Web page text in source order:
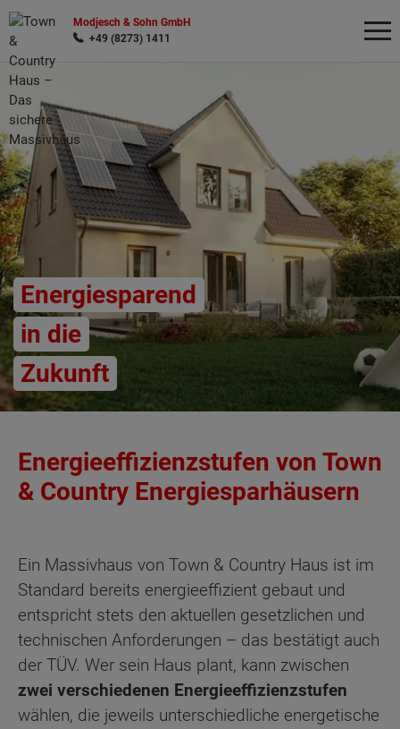
Modjesch & Sohn GmbH
+49 (8273) 1411
Energiesparend
in die
Zukunft
Energieeffizienzstufen von Town
& Country Energiesparhäusern
Ein Massivhaus von Town & Country Haus ist im
Standard bereits energieeffizient gebaut und
entspricht stets den aktuellen gesetzlichen und
technischen Anforderungen – das bestätigt auch
der TÜV. Wer sein Haus plant, kann zwischen
zwei verschiedenen Energieeffizienzstufen
wählen, die jeweils unterschiedliche energetische
Wonach möchten Sie suchen?